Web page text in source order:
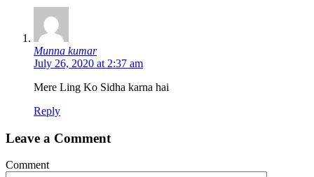
Munna kumar
July 26, 2020 at 2:37 am
Mere Ling Ko Sidha karna hai
Reply
Leave a Comment
Comment